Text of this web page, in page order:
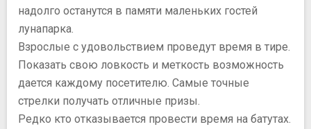
надолго останутся в памяти маленьких гостей
лунапарка.
Взрослые с удовольствием проведут время в тире.
Показать свою ловкость и меткость возможность
дается каждому посетителю. Самые точные
стрелки получать отличные призы.
Редко кто отказывается провести время на батутах.